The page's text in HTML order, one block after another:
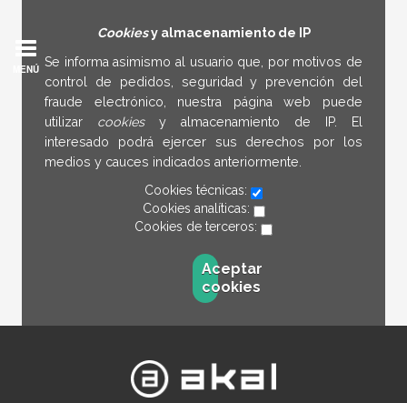
Cookiesy almacenamiento de IP
Se informa asimismo al usuario que, por motivos de
control de pedidos, seguridad y prevención del
fraude electrónico, nuestra página web puede
utilizar cookies y almacenamiento de IP. El
interesado podrá ejercer sus derechos por los
medios y cauces indicados anteriormente.
Cookies técnicas:
Cookies analíticas:
Cookies de terceros:
Aceptar
cookies
MENÚ